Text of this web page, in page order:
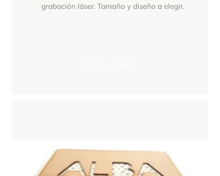
grabación láser. Tamaño y diseño a elegir.